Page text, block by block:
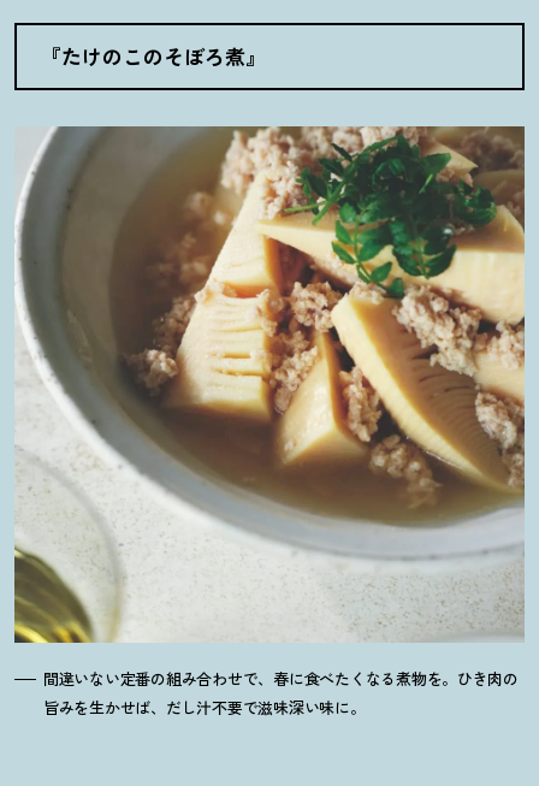
『たけのこのそぼろ煮』
間違いない定番の組み合わせで、春に食べたくなる煮物を。ひき肉の
旨みを生かせば、だし汁不要で滋味深い味に。